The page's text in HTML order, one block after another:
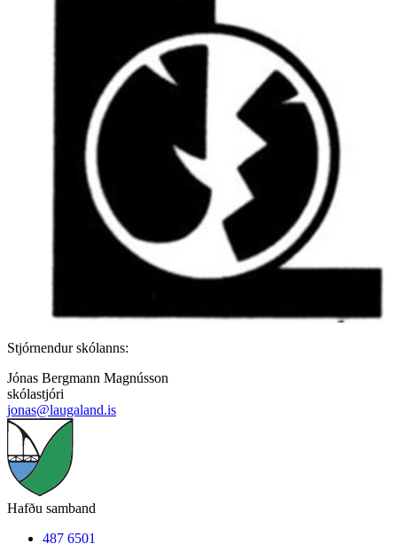
Stjórnendur skólanns:
Jónas Bergmann Magnússon
skólastjóri
jonas@laugaland.is
Hafðu samband
487 6501